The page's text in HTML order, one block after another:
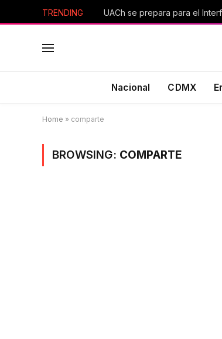
TRENDING UACh se prepara para el
Nacional CDMX
Home » comparte
BROWSING: COMPARTE